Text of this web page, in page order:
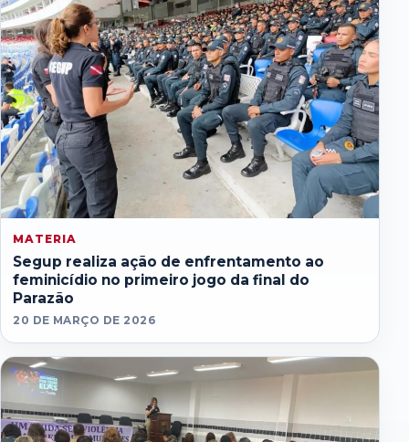
MATERIA
Segup realiza ação de enfrentamento ao
feminicídio no primeiro jogo da final do
Parazão
20 DE MARÇO DE 2026